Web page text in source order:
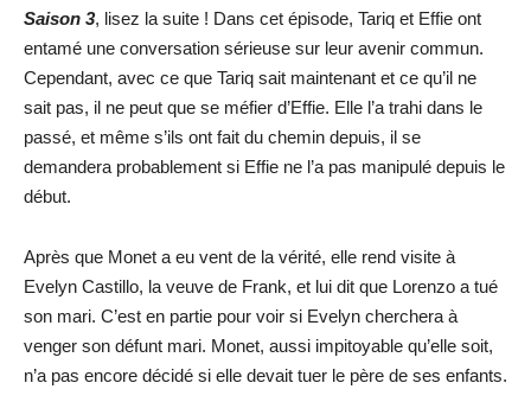
Saison 3, lisez la suite ! Dans cet épisode, Tariq et Effie ont
entamé une conversation sérieuse sur leur avenir commun.
Cependant, avec ce que Tariq sait maintenant et ce qu’il ne
sait pas, il ne peut que se méfier d’Effie. Elle l’a trahi dans le
passé, et même s’ils ont fait du chemin depuis, il se
demandera probablement si Effie ne l’a pas manipulé depuis le
début.
Après que Monet a eu vent de la vérité, elle rend visite à
Evelyn Castillo, la veuve de Frank, et lui dit que Lorenzo a tué
son mari. C’est en partie pour voir si Evelyn cherchera à
venger son défunt mari. Monet, aussi impitoyable qu’elle soit,
n’a pas encore décidé si elle devait tuer le père de ses enfants.